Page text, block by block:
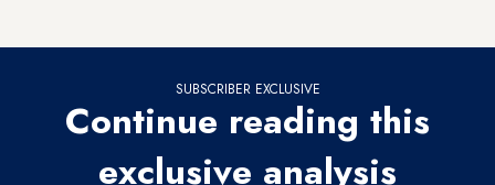
SUBSCRIBER EXCLUSIVE
Continue reading this
exclusive analysis